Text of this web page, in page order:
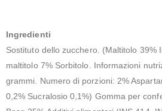
Ingredienti
Sostituto dello zucchero. (Maltitolo 39%
maltitolo 7% Sorbitolo. Informazioni
grammi. Numero di porzioni: 2%
0,2% Sucralosio 0,1%) Gomma per